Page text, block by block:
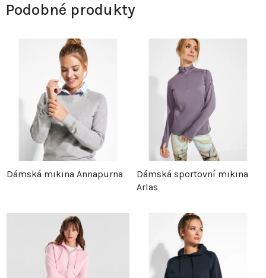
Podobné produkty
Dámská mikina Annapurna
Dámská sportovní mikina
Arlas